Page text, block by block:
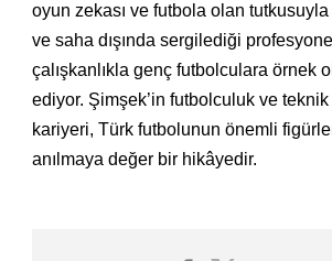
oyun zekası ve futbola olan tutkusuyla
ve saha dışında sergilediği
çalışkanlıkla genç futbolculara örnek
ediyor. Şimşek’in futbolculuk ve
kariyeri, Türk futbolunun önemli
anılmaya değer bir hikâyedir.